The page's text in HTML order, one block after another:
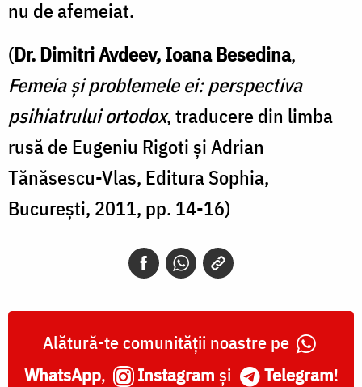
nu de afemeiat.
(Dr. Dimitri Avdeev, Ioana Besedina,
Femeia și problemele ei: perspectiva
psihiatrului ortodox, traducere din limba
rusă de Eugeniu Rigoti și Adrian
Tănăsescu-Vlas, Editura Sophia,
București, 2011, pp. 14-16)
Alătură-te comunității noastre pe
WhatsApp, Instagram și Telegram!